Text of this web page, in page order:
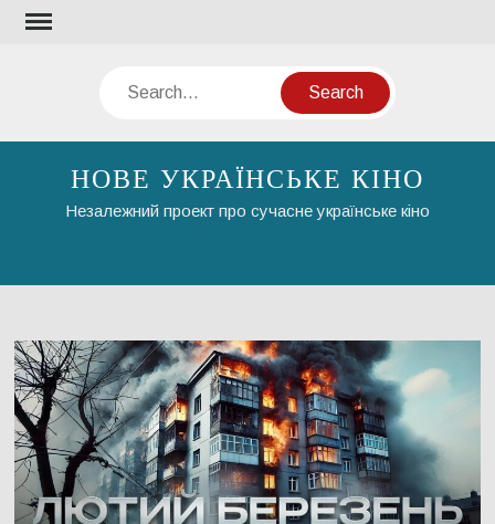
Skip
Search
НОВЕ УКРАЇНСЬКЕ КІНО
Незалежний проект про сучасне українське кіно